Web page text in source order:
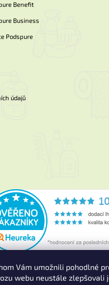
Vám umožnili pohodlné
webu neustále zlepšovali
Benefit
Business
Podspure
údajů